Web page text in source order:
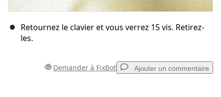
Retournez le clavier et vous verrez 15 vis. Retirez-
les.
Demander à FixBot Ajouter un commentaire